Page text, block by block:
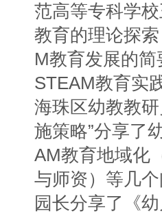
范高等专科学
教育的理论探
M教育发展的
STEAM教育实
海珠区幼教教
施策略”分享了
AM教育地域化
与师资）等几
园长分享了《